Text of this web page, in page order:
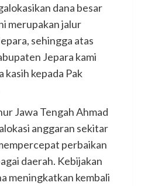
dana besar
merupakan jalur
sehingga atas
Jepara kami
kasih kepada Pak
Jawa Tengah Ahmad
anggaran sekitar
perbaikan
daerah. Kebijakan
meningkatkan kembali